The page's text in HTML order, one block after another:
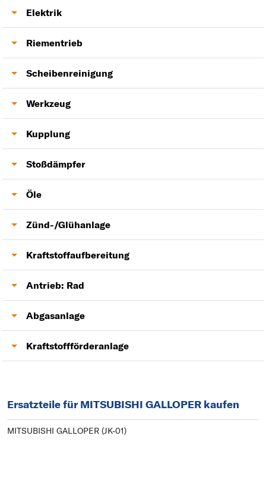
Bremsbacken
Ventildeckeldichtung
Fensterheber
Elektrik
Anlasser
Lichtmaschine
Riementrieb
Keilrippenriemen
Zahnriemensatz
Scheibenreinigung
Scheibenwischer
Werkzeug
Lambdasonde
Kupplung
Kupplung
Stoßdämpfer
Stoßdämpfer
Öle
Motoröl
Zünd-/Glühanlage
Glühkerzen
Zündspule
Zündkerzen
Kraftstoffaufbereitung
AGR-Ventil
Antrieb: Rad
Antriebswelle
Abgasanlage
Turbolader
Kraftstoffförderanlage
Ersatzteile für MITSUBISHI GALLOPER kaufen
MITSUBISHI GALLOPER (JK-01)